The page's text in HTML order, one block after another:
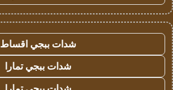
شدات ببجي اقساط
شدات ببجي تمارا